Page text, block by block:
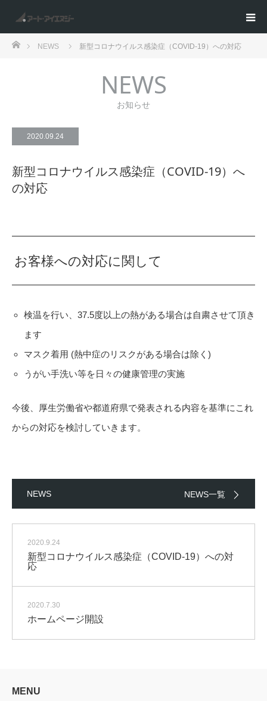
ホームNEWS 新型コロナウイルス感染症（COVID-19）への対応
NEWS
お知らせ
2020.09.24
新型コロナウイルス感染症（COVID-19）へ
の対応
お客様への対応に関して
検温を行い、37.5度以上の熱がある場合は自粛させて頂き
ます
マスク着用 (熱中症のリスクがある場合は除く)
うがい手洗い等を日々の健康管理の実施
今後、厚生労働省や都道府県で発表される内容を基準にこれ
からの対応を検討していきます。
NEWS NEWS一覧
2020.9.24
新型コロナウイルス感染症（COVID-19）への対
応
2020.7.30
ホームページ開設
MENU